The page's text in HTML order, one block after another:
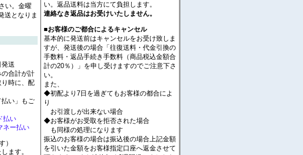
い。金曜
送となりま
発送
合計が計
時に、配
い」もご
）
ます。
い。返品送料は当方にて負担します。
連絡なき返品はお受けいたしません。
■お客様のご都合によるキャンセル
基本的に発送前はキャンセルをお受け致しま
すが、発送後の場合「往復送料・代金引換の
手数料・返品手続き手数料（商品税込金額合
計の20％）」を申し受けますのでご注意下さ
い。
また、
◆初配より7日を過ぎてもお客様の都合によ
り
お引渡しが出来ない場合
◆お客様がお受取を拒否された場合
も同様の処理になります
振込のお客様の場合は振込後の場合上記金額
を引いた金額をお客様指定口座へ返金させて